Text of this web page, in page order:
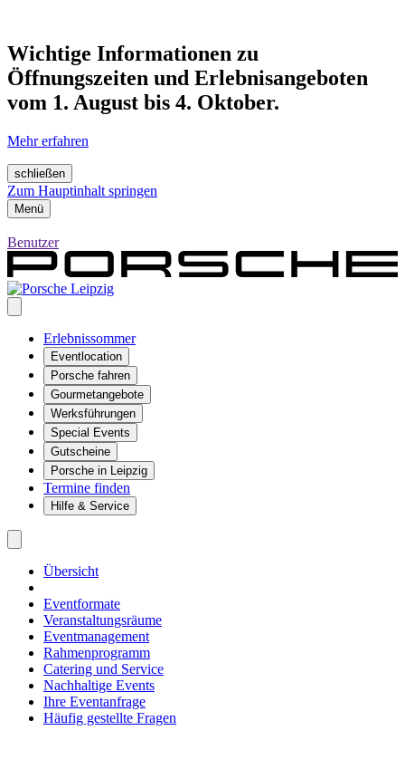
Wichtige Informationen zu
Öffnungszeiten und Erlebnisangeboten
vom 1. August bis 4. Oktober.
Mehr erfahren
schließen
Zum Hauptinhalt springen
Menü
Benutzer
Erlebnissommer
Eventlocation
Porsche fahren
Gourmetangebote
Werksführungen
Special Events
Gutscheine
Porsche in Leipzig
Termine finden
Hilfe & Service
Übersicht
Eventformate
Veranstaltungsräume
Eventmanagement
Rahmenprogramm
Catering und Service
Nachhaltige Events
Ihre Eventanfrage
Häufig gestellte Fragen